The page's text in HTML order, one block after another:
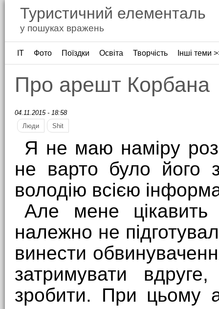
Туристичний елементаль
у пошуках вражень
ІТ Фото Поїздки Освіта Творчість Інші теми
Про арешт Корбана
04.11.2015 - 18:58
Люди
Shit
Я не маю наміру
не варто було його
володію всією
Але мене
належно не
винести
затримувати
зробити. При цьому